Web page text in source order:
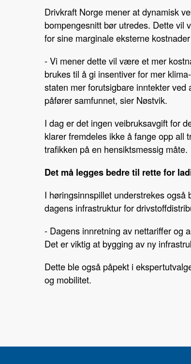
Drivkraft Norge mener at dynamisk
bompengesnitt bør utredes. Dette
for sine marginale eksterne
- Vi mener dette vil være et mer
brukes til å gi insentiver for mer
staten mer forutsigbare inntekter
påfører samfunnet, sier Nøstvik.
I dag er det ingen veibruksavgift for
klarer fremdeles ikke å fange opp all
trafikken på en hensiktsmessig måte.
Det må legges bedre til rette for
I høringsinnspillet understrekes
dagens infrastruktur for
- Dagens innretning av nettariffer og
Det er viktig at bygging av ny
Dette ble også påpekt i
og mobilitet.